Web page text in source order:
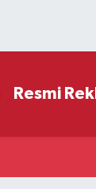
Resmi